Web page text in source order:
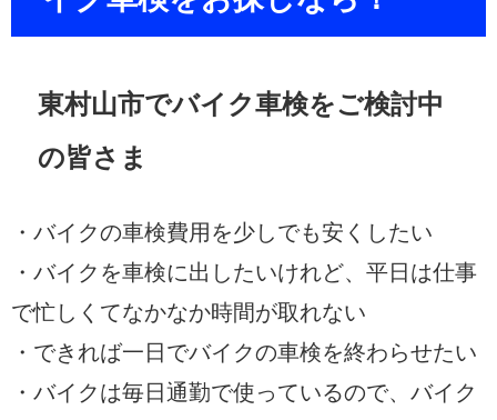
東村山市でバイク車検をご検討中
の皆さま
・バイクの車検費用を少しでも安くしたい
・バイクを車検に出したいけれど、平日は仕事
で忙しくてなかなか時間が取れない
・できれば一日でバイクの車検を終わらせたい
・バイクは毎日通勤で使っているので、バイク